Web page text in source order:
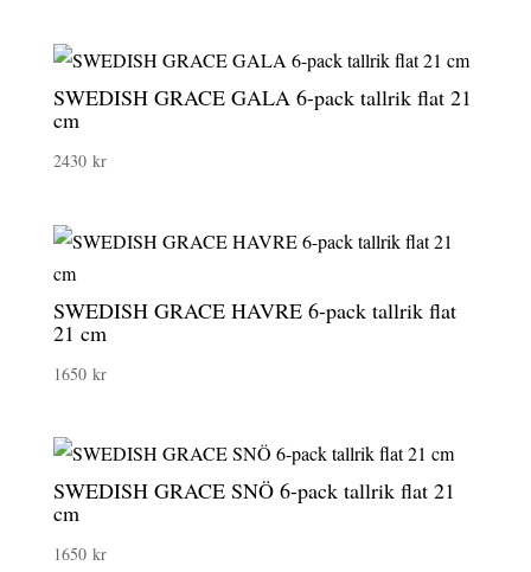
SWEDISH GRACE GALA 6-pack tallrik flat 21
cm
2430 kr
SWEDISH GRACE HAVRE 6-pack tallrik flat
21 cm
1650 kr
SWEDISH GRACE SNÖ 6-pack tallrik flat 21
cm
1650 kr